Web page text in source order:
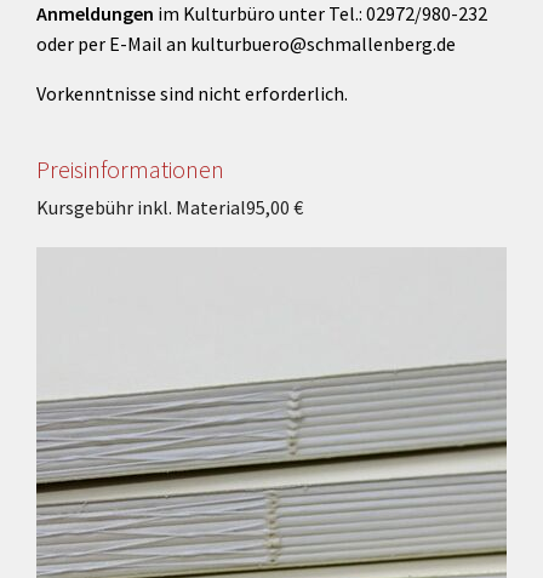
Anmeldungen im Kulturbüro unter Tel.: 02972/980-232
oder per E-Mail an kulturbuero@schmallenberg.de
Vorkenntnisse sind nicht erforderlich.
Preisinformationen
Kursgebühr inkl. Material95,00 €